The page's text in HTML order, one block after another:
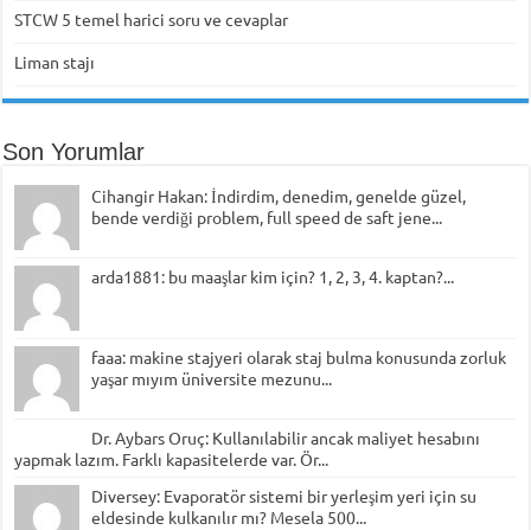
STCW 5 temel harici soru ve cevaplar
Liman stajı
Son Yorumlar
Cihangir Hakan: İndirdim, denedim, genelde güzel,
bende verdiği problem, full speed de saft jene...
arda1881: bu maaşlar kim için? 1, 2, 3, 4. kaptan?...
faaa: makine stajyeri olarak staj bulma konusunda zorluk
yaşar mıyım üniversite mezunu...
Dr. Aybars Oruç: Kullanılabilir ancak maliyet hesabını
yapmak lazım. Farklı kapasitelerde var. Ör...
Diversey: Evaporatör sistemi bir yerleşim yeri için su
eldesinde kulkanılır mı? Mesela 500...